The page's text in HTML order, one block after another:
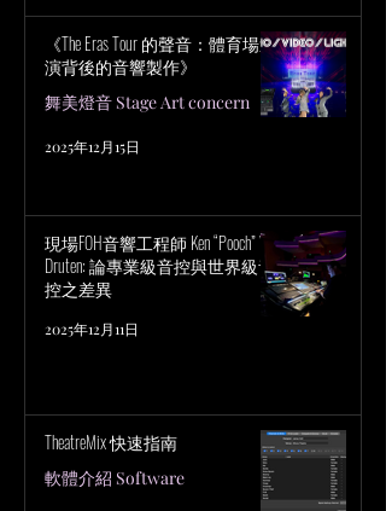
《The Eras Tour 的聲音：體育場巡
演背後的音響製作》
舞美燈音 Stage Art concern
2025年12月15日
現場FOH音響工程師 Ken “Pooch” Van
Druten: 論專業級音控與世界級音
控之差異
2025年12月11日
TheatreMix 快速指南
軟體介紹 Software